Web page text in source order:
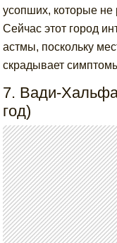
усопших, которые не
Сейчас этот город
астмы, поскольку
скрадывает
7. Вади-
год)